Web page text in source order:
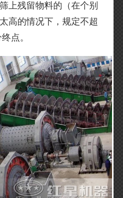
上残留物料的（在个别
高的情况下，规定不超
点。